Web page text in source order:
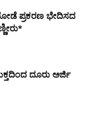
ಪ್ರಕರಣ ಭೇದಿಸದ
ದೂರು ಅರ್ಜಿ